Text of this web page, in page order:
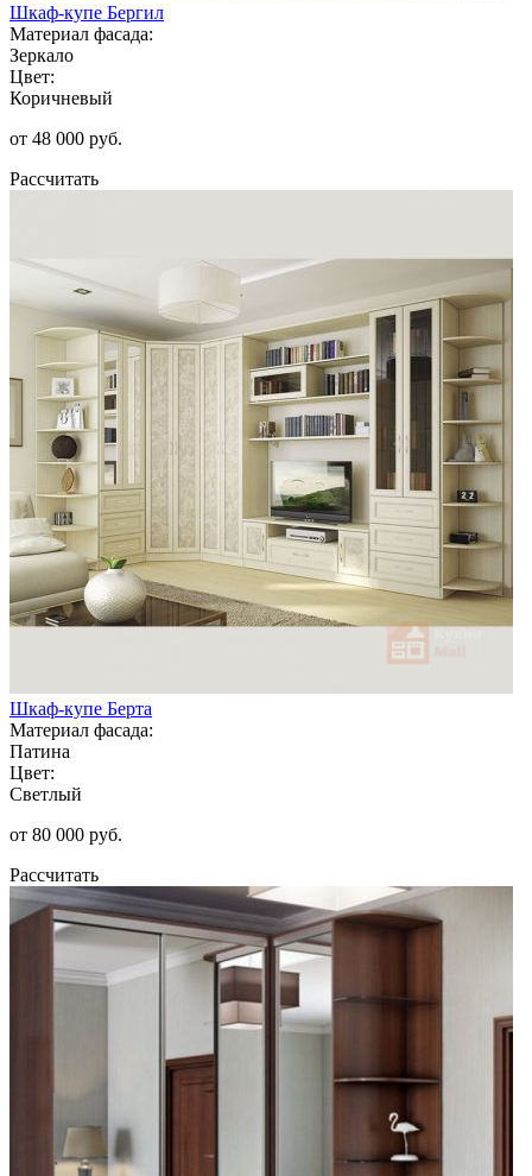
Шкаф-купе Бергил
Материал фасада:
Зеркало
Цвет:
Коричневый
от 48 000 руб.
Рассчитать
Шкаф-купе Берта
Материал фасада:
Патина
Цвет:
Светлый
от 80 000 руб.
Рассчитать